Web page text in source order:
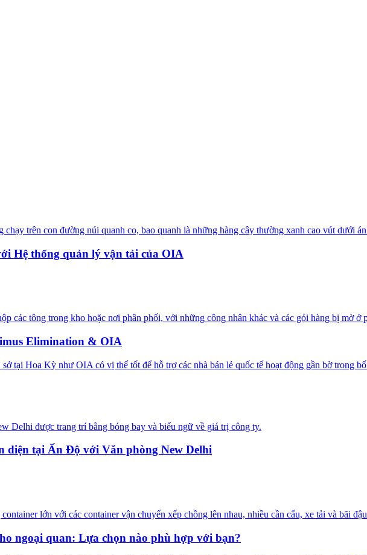
Hệ thống quản lý vận tải của OIA
Elimination & OIA
tại Hoa Kỳ như OIA có vị thế tốt để hỗ trợ các nhà bán lẻ quốc tế hoạt động gần bờ trong
diện tại Ấn Độ với Văn phòng New Delhi
ngoại quan: Lựa chọn nào phù hợp với bạn?